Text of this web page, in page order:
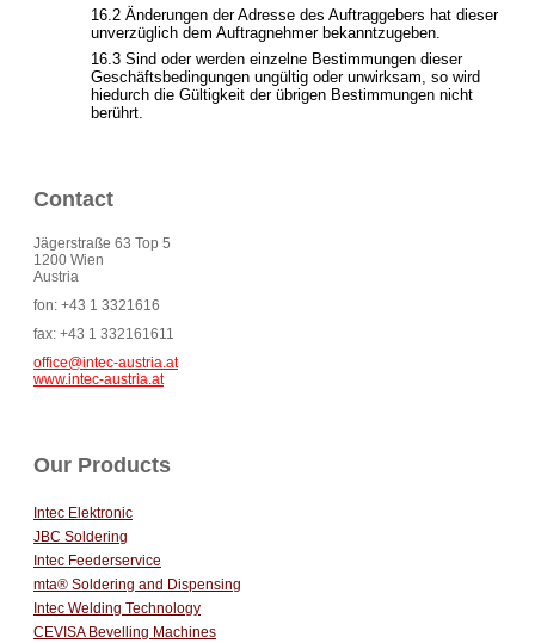
16.2 Änderungen der Adresse des Auftraggebers hat dieser
unverzüglich dem Auftragnehmer bekanntzugeben.
16.3 Sind oder werden einzelne Bestimmungen dieser
Geschäftsbedingungen ungültig oder unwirksam, so wird
hiedurch die Gültigkeit der übrigen Bestimmungen nicht
berührt.
Contact
Jägerstraße 63 Top 5
1200 Wien
Austria
fon: +43 1 3321616
fax: +43 1 332161611
office@intec-austria.at
www.intec-austria.at
Our Products
Intec Elektronic
JBC Soldering
Intec Feederservice
mta® Soldering and Dispensing
Intec Welding Technology
CEVISA Bevelling Machines